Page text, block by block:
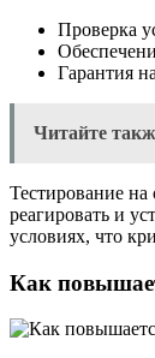
Проверка
Гарантия
Читайте
Тестирование на
реагировать и
условиях, что
Как